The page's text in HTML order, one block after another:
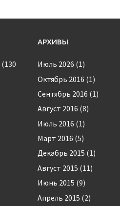
(130
АРХИВЫ
Июль 2026 (1)
Октябрь 2016 (1)
Сентябрь 2016 (1)
Август 2016 (8)
Июль 2016 (1)
Март 2016 (5)
Декабрь 2015 (1)
Август 2015 (11)
Июнь 2015 (9)
Апрель 2015 (2)